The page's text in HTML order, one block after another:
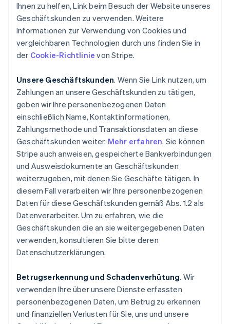
Ihnen zu helfen, Link beim Besuch der Website unseres
Geschäftskunden zu verwenden. Weitere
Informationen zur Verwendung von Cookies und
vergleichbaren Technologien durch uns finden Sie in
der Cookie-Richtlinie von Stripe.
Unsere Geschäftskunden. Wenn Sie Link nutzen, um
Zahlungen an unsere Geschäftskunden zu tätigen,
geben wir Ihre personenbezogenen Daten
einschließlich Name, Kontaktinformationen,
Zahlungsmethode und Transaktionsdaten an diese
Geschäftskunden weiter. Mehr erfahren. Sie können
Stripe auch anweisen, gespeicherte Bankverbindungen
und Ausweisdokumente an Geschäftskunden
weiterzugeben, mit denen Sie Geschäfte tätigen. In
diesem Fall verarbeiten wir Ihre personenbezogenen
Daten für diese Geschäftskunden gemäß Abs. 1.2 als
Datenverarbeiter. Um zu erfahren, wie die
Geschäftskunden die an sie weitergegebenen Daten
verwenden, konsultieren Sie bitte deren
Datenschutzerklärungen.
Betrugserkennung und Schadenverhütung. Wir
verwenden Ihre über unsere Dienste erfassten
personenbezogenen Daten, um Betrug zu erkennen
und finanziellen Verlusten für Sie, uns und unsere